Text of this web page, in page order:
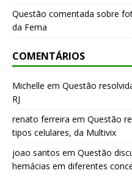
Questão comentada sobre
da Fema
COMENTÁRIOS
Michelle em Questão
RJ
renato ferreira em Questão
tipos celulares, da Multivix
joao santos em Questão
hemácias em diferentes